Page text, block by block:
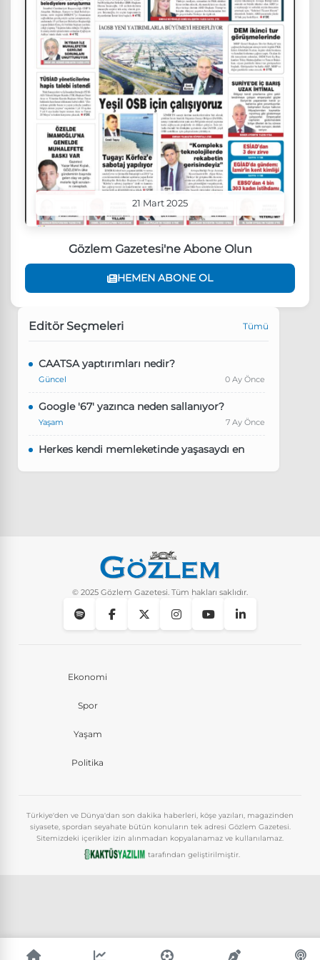
21 Mart 2025
Gözlem Gazetesi'ne Abone Olun
HEMEN ABONE OL
Editör Seçmeleri Tümü
CAATSA yaptırımları nedir?
Güncel 0 Ay Önce
Google '67' yazınca neden sallanıyor?
Yaşam 7 Ay Önce
Herkes kendi memleketinde yaşasaydı en
Instagram’da keşfet nasıl temizlenir?
© 2025 Gözlem Gazetesi. Tüm hakları saklıdır.
Ekonomi
Spor
Yaşam
Politika
Türkiye'den ve Dünya'dan son dakika haberleri, köşe yazıları, magazinden
siyasete, spordan seyahate bütün konuların tek adresi Gözlem Gazetesi.
Sitemizdeki içerikler izin alınmadan kopyalanamaz ve kullanılamaz.
tarafından geliştirilmiştir.